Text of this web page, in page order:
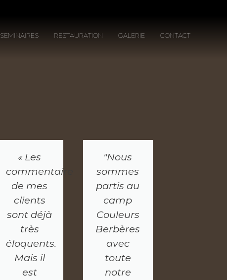
SEMINAIRES RESTAURATION GALERIE CONTACT
« Les
commentaires
de mes
clients
sont déjà
très
éloquents.
Mais il
est
"Nous
sommes
partis au
camp
Couleurs
Berbères
avec
toute
notre